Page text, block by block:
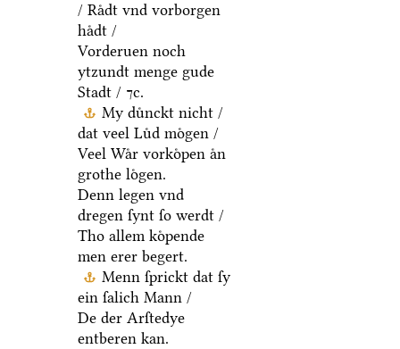
/ Raͤdt vnd vorborgen
haͤdt /
Vorderuen noch
ytzundt menge gude
Stadt / ⁊c.
My duͤnckt nicht /
dat veel Luͤd moͤgen /
Veel Waͤr vorkoͤpen aͤn
grothe loͤgen.
Denn legen vnd
dregen ſynt ſo werdt /
Tho allem koͤpende
men erer begert.
Menn ſprickt dat ſy
ein ſalich Mann /
De der Arſtedye
entberen kan.